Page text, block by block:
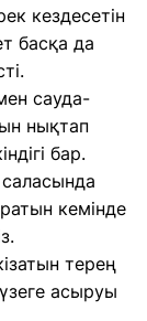
кездесетін
басқа да
сауда-
нықтап
бар.
кемінде
терең
асыруы